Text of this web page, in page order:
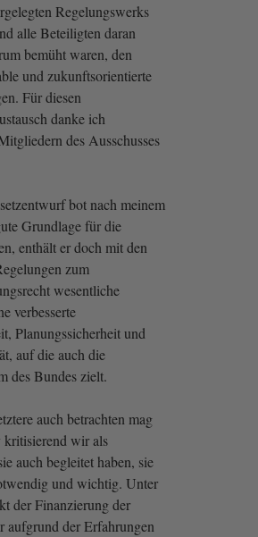
Regelungswerks
alle Beteiligten daran
bemüht waren, den
und zukunftsorientierte
Für diesen
danke ich
des Ausschusses
bot nach meinem
Grundlage für die
enthält er doch mit den
zum
wesentliche
verbesserte
Planungssicherheit und
auf die auch die
des Bundes zielt.
auch betrachten mag
wir als
auch begleitet haben, sie
und wichtig. Unter
der Finanzierung der
aufgrund der Erfahrungen